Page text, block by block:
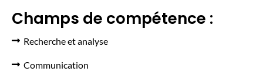
Champs de compétence :
Recherche et analyse
Communication